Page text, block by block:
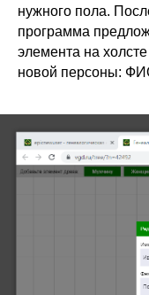
нужного пола.
программа
элемента на
новой персоны: